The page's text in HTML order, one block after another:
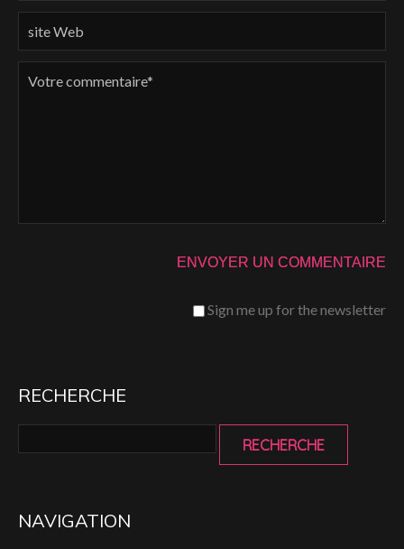
Sign me up for the newsletter
RECHERCHE
NAVIGATION